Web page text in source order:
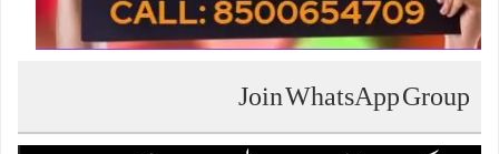
Join WhatsApp Group